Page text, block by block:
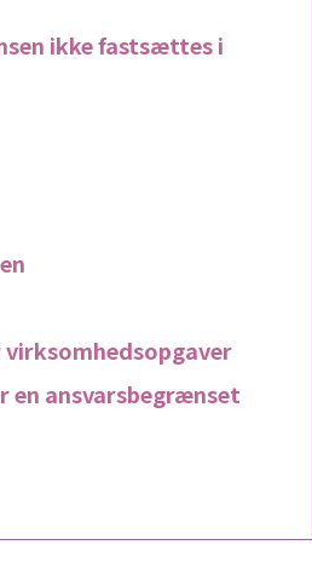
ikke fastsættes i
en ansvarsbegrænset